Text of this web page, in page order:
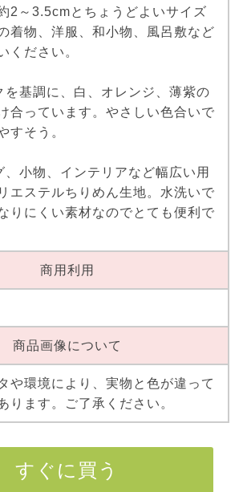
2～3.5cmとちょうどよいサイズ
着物、洋服、和小物、風呂敷など
ください。
を基調に、白、オレンジ、薄紫の
合っています。やさしい色合いで
すそう。
、小物、インテリアなど幅広い用
エステルちりめん生地。水洗いで
りにくい素材なのでとても便利で
商用利用
商品画像について
や環境により、実物と色が違って
ります。ご了承ください。
すぐに買う